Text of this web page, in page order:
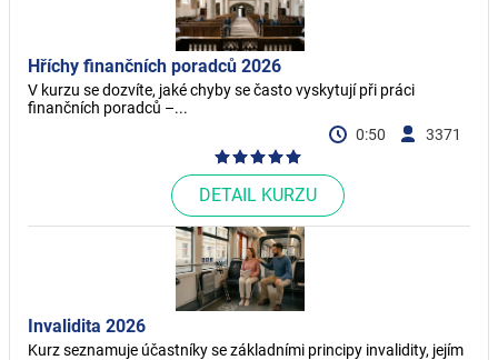
Hříchy finančních poradců 2026
V kurzu se dozvíte, jaké chyby se často vyskytují při práci
finančních poradců –...
0:50
3371
DETAIL KURZU
Invalidita 2026
Kurz seznamuje účastníky se základními principy invalidity, jejím